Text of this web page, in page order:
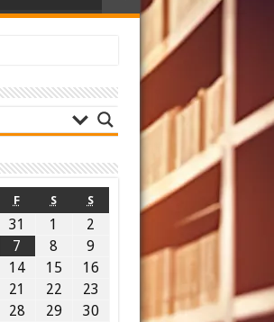
F S S
31 1
2
7 8
9
14 15
16
21 22
23
28 29
30